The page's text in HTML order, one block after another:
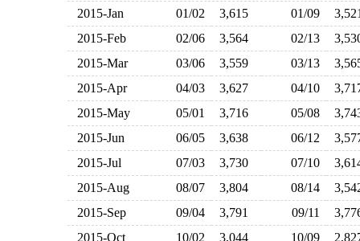
2015-Jan 01/02 3,615 01/09
2015-Feb
02/06 3,564 02/13
2015-Mar
03/06 3,559 03/13
2015-Apr
04/03 3,627 04/10
2015-May
05/01 3,716 05/08
2015-Jun
06/05 3,638 06/12
2015-Jul
07/03 3,730 07/10
2015-Aug
08/07 3,804 08/14
2015-Sep
09/04 3,791 09/11
2015-Oct
10/02 3,044 10/09